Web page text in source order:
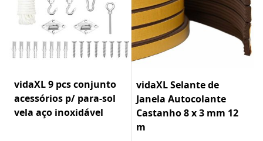
vidaXL 9 pcs conjunto
acessórios p/ para-sol
vela aço inoxidável
vidaXL Selante de
Janela Autocolante
Castanho 8 x 3 mm 12
m